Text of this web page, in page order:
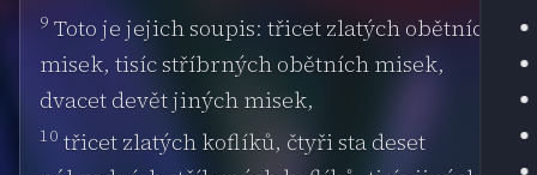
9 Toto je jejich soupis: třicet zlatých obětních
misek, tisíc stříbrných obětních misek,
dvacet devět jiných misek,
10 třicet zlatých koflíků, čtyři sta deset